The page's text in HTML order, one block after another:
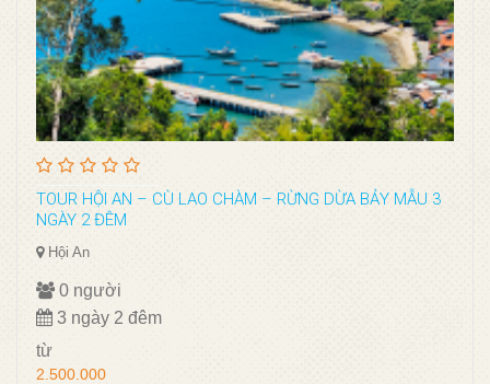
TOUR HỘI AN – CÙ LAO CHÀM – RỪNG DỪA BẢY MẪU 3
NGÀY 2 ĐÊM
Hội An
0 người
3 ngày 2 đêm
từ
2.500.000